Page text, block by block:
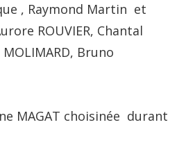
, Raymond Martin et
ROUVIER, Chantal
Bruno
MAGAT choisinée durant